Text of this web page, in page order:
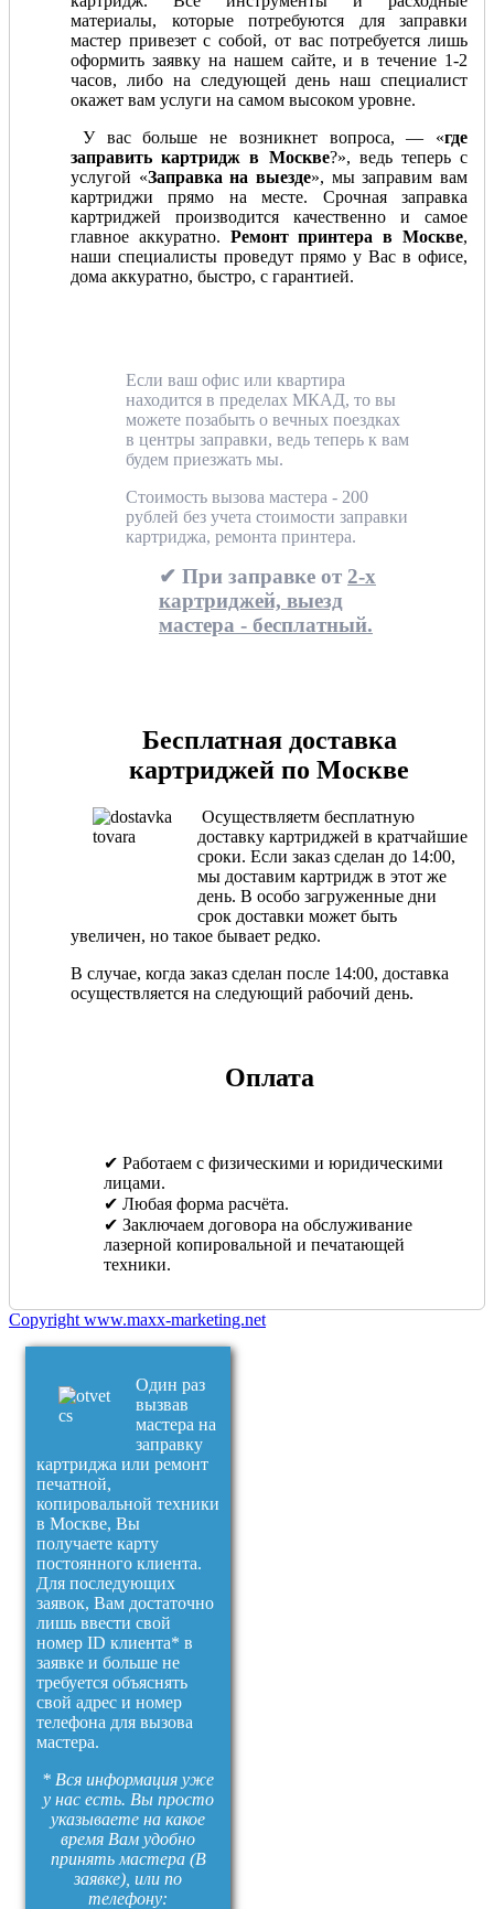
материалы, которые потребуются для заправки
мастер привезет с собой, от вас потребуется лишь
оформить заявку на нашем сайте, и в течение 1-2
часов, либо на следующей день наш специалист
окажет вам услуги на самом высоком уровне.
У вас больше не возникнет вопроса, — «где
заправить картридж в Москве?», ведь теперь с
услугой «Заправка на выезде», мы заправим вам
картриджи прямо на месте. Срочная заправка
картриджей производится качественно и самое
главное аккуратно. Ремонт принтера в Москве,
наши специалисты проведут прямо у Вас в офисе,
дома аккуратно, быстро, с гарантией.
Если ваш офис или квартира
находится в пределах МКАД, то вы
можете позабыть о вечных поездках
в центры заправки, ведь теперь к вам
будем приезжать мы.
Стоимость вызова мастера - 200
рублей без учета стоимости заправки
картриджа, ремонта принтера.
✔ При заправке от 2-х
картриджей, выезд
мастера - бесплатный.
Бесплатная доставка
картриджей по Москве
Осуществляетм бесплатную
доставку картриджей в кратчайшие
сроки. Если заказ сделан до 14:00,
мы доставим картридж в этот же
день. В особо загруженные дни
срок доставки может быть
увеличен, но такое бывает редко.
В случае, когда заказ сделан после 14:00, доставка
осуществляется на следующий рабочий день.
Оплата
✔ Работаем с физическими и юридическими
лицами.
✔ Любая форма расчёта.
✔ Заключаем договора на обслуживание
лазерной копировальной и печатающей
техники.
Copyright www.maxx-marketing.net
Один раз
вызвав
мастера на
заправку
картриджа или ремонт
печатной,
копировальной техники
в Москве, Вы
получаете карту
постоянного клиента.
Для последующих
заявок, Вам достаточно
лишь ввести свой
номер ID клиента* в
заявке и больше не
требуется объяснять
свой адрес и номер
телефона для вызова
мастера.
* Вся информация уже
у нас есть. Вы просто
указываете на какое
время Вам удобно
принять мастера (В
заявке), или по
телефону: